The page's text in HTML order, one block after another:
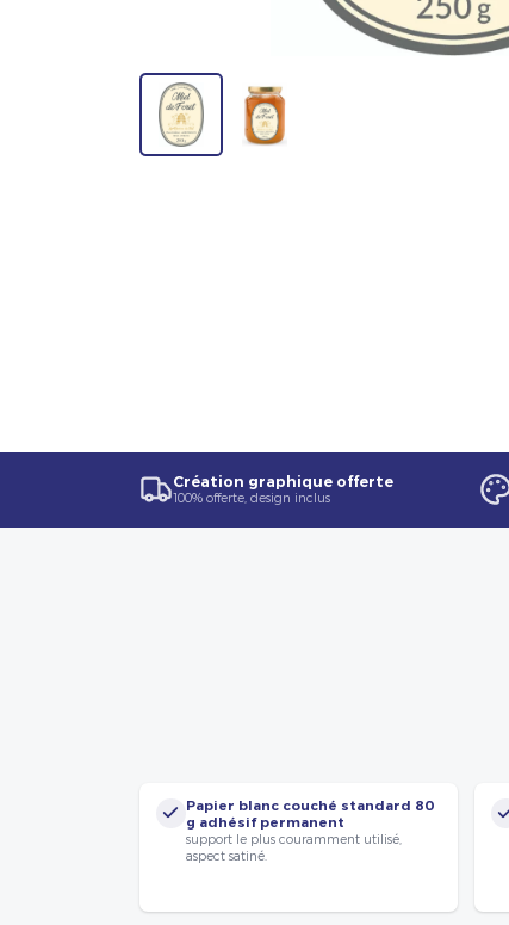
Création graphique offerte
100% offerte, design inclus
Papier blanc couché standard 80
g adhésif permanent
support le plus couramment utilisé,
aspect satiné.